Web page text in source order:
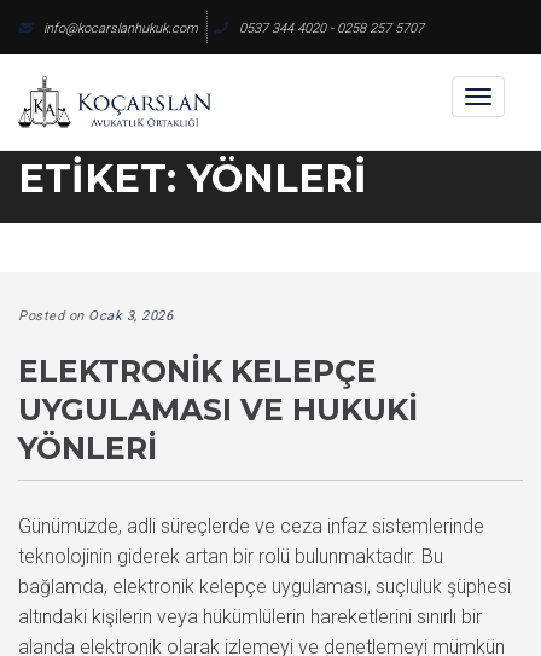
content
info@kocarslanhukuk.com 0537 344 4020 - 0258 257 5707
Toggle
ETIKET:YÖNLERI
Posted on Ocak 3, 2026
ELEKTRONIK KELEPÇE
UYGULAMASI VE HUKUKI
YÖNLERI
Günümüzde, adli süreçlerde ve ceza infaz sistemlerinde
teknolojinin giderek artan bir rolü bulunmaktadır. Bu
bağlamda, elektronik kelepçe uygulaması, suçluluk şüphesi
altındaki kişilerin veya hükümlülerin hareketlerini sınırlı bir
alanda elektronik olarak izlemeyi ve denetlemeyi mümkün